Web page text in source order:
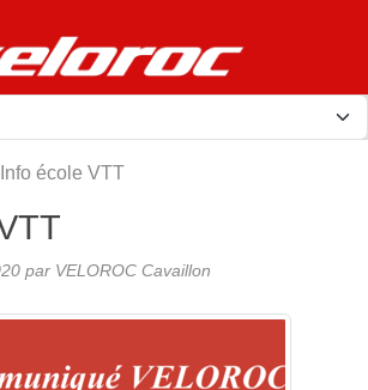
Info école VTT
par VELOROC Cavaillon